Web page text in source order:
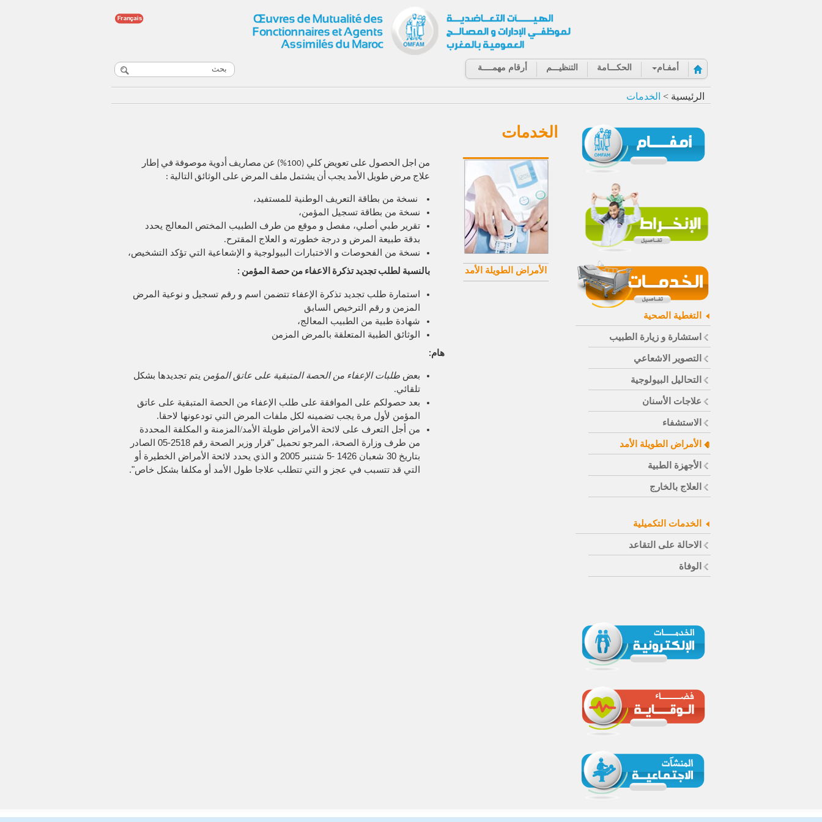
أمفـام الحكـــامة التنظيـــم أرقام مهمــــة
الرئيسية > الخدمات
الخدمات
الأمراض الطويلة الأمد
من اجل الحصول على تعويض كلي (100 %) عن مصاريف أدوية موصوفة في إطار
علاج مرض طويل الأمد يجب أن يشتمل ملف المرض على الوثائق التالية :
نسخة من بطاقة التعريف الوطنية للمستفيد،
نسخة من بطاقة تسجيل المؤمن،
تقرير طبي أصلي، مفصل و موقع من طرف الطبيب المختص المعالج يحدد
بدقة طبيعة المرض و درجة خطورته و العلاج المقترح.
نسخة من الفحوصات و الاختبارات البيولوجية و الإشعاعية التي تؤكد التشخيص،
بالنسبة لطلب تجديد تذكرة الاعفاء من حصة المؤمن :
استمارة طلب تجديد تذكرة الإعفاء تتضمن اسم و رقم تسجيل و نوعية المرض
المزمن و رقم الترخيص السابق
شهادة طبية من الطبيب المعالج،
الوثائق الطبية المتعلقة بالمرض المزمن
هام:
بعض طلبات الإعفاء من الحصة المتبقية على عاتق المؤمن يتم تجديدها بشكل
تلقائي.
بعد حصولكم على الموافقة على طلب الإعفاء من الحصة المتبقية على عاتق
المؤمن لأول مرة يجب تضمينه لكل ملفات المرض التي تودعونها لاحقا.
من أجل التعرف على لائحة الأمراض طويلة الأمد/المزمنة و المكلفة المحددة
من طرف وزارة الصحة، المرجو تحميل "
قرار وزير الصحة رقم 2518-05 الصادر
بتاريخ 30 شعبان 1426 -5 شتنبر 2005 و الذي يحدد لائحة الأمراض الخطيرة أو
التي قد تتسبب في عجز و التي تتطلب علاجا طول الأمد أو مكلفا بشكل خاص".
التغطية الصحية
استشارة و زيارة الطبيب
التصوير الاشعاعي
التحاليل البيولوجية
علاجات الأسنان
الاستشفاء
الأمراض الطويلة الأمد
الأجهزة الطبية
العلاج بالخارج
الخدمات التكميلية
الاحالة على التقاعد
الوفاة